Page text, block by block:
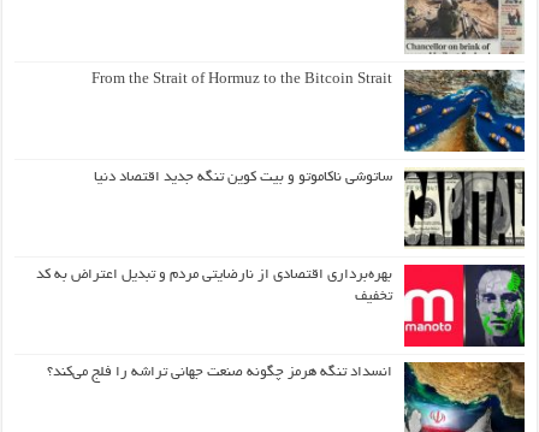
From the Strait of Hormuz to the Bitcoin Strait
ساتوشی ناکاموتو و بیت کوین تنگه جدید اقتصاد دنیا
بهره‌برداری اقتصادی از نارضایتی مردم و تبدیل اعتراض به کد
تخفیف
انسداد تنگه هرمز چگونه صنعت جهانی تراشه را فلج می‌کند؟